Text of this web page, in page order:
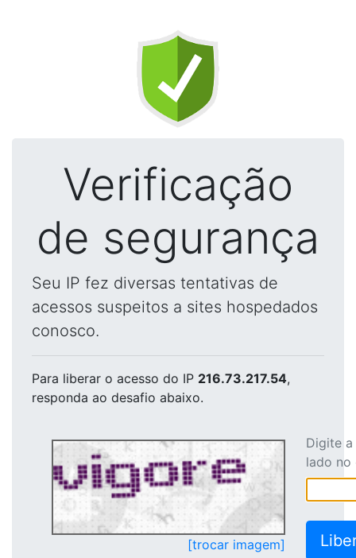
Verificação
de segurança
Seu IP fez diversas tentativas de
acessos suspeitos a sites hospedados
conosco.
Para liberar o acesso do IP 216.73.217.54,
responda ao desafio abaixo.
[trocar imagem]
Digite
lado no